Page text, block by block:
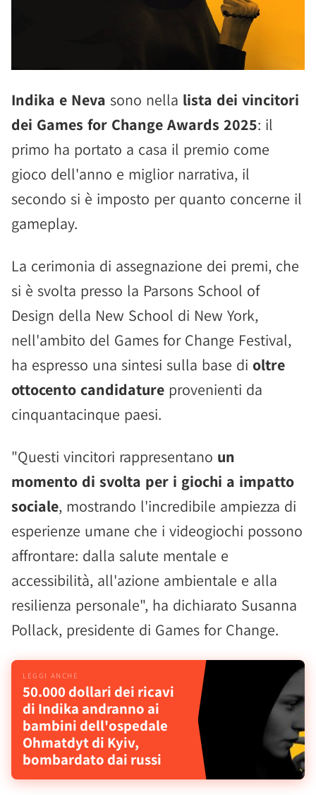
Indika e Neva sono nella lista dei vincitori
dei Games for Change Awards 2025: il
primo ha portato a casa il premio come
gioco dell'anno e miglior narrativa, il
secondo si è imposto per quanto concerne il
gameplay.
La cerimonia di assegnazione dei premi, che
si è svolta presso la Parsons School of
Design della New School di New York,
nell'ambito del Games for Change Festival,
ha espresso una sintesi sulla base di oltre
ottocento candidature provenienti da
cinquantacinque paesi.
"Questi vincitori rappresentano un
momento di svolta per i giochi a impatto
sociale, mostrando l'incredibile ampiezza di
esperienze umane che i videogiochi possono
affrontare: dalla salute mentale e
accessibilità, all'azione ambientale e alla
resilienza personale", ha dichiarato Susanna
Pollack, presidente di Games for Change.
50.000 dollari dei ricavi
di Indika andranno ai
bambini dell'ospedale
Ohmatdyt di Kyiv,
bombardato dai russi